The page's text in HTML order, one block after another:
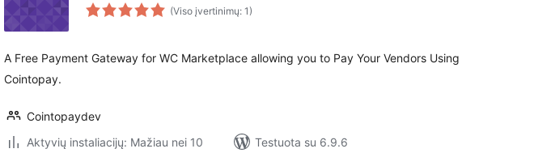
(Viso įvertinimų: 1)
A Free Payment Gateway for WC Marketplace allowing you to Pay Your Vendors Using
Cointopay.
Cointopaydev
Aktyvių instaliacijų: Mažiau nei 10
Testuota su 6.9.6